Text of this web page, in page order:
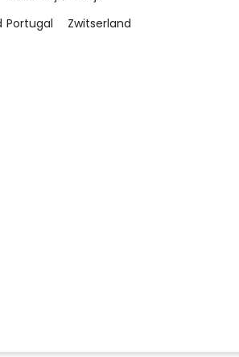
Portugal
Zwitserland